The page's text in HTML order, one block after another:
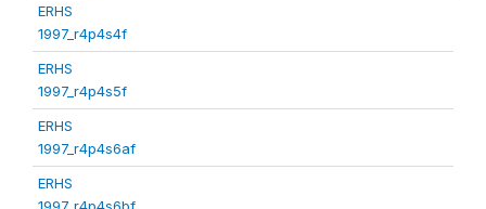
ERHS
1997_r4p4s4f
ERHS
1997_r4p4s5f
ERHS
1997_r4p4s6af
ERHS
1997_r4p4s6bf